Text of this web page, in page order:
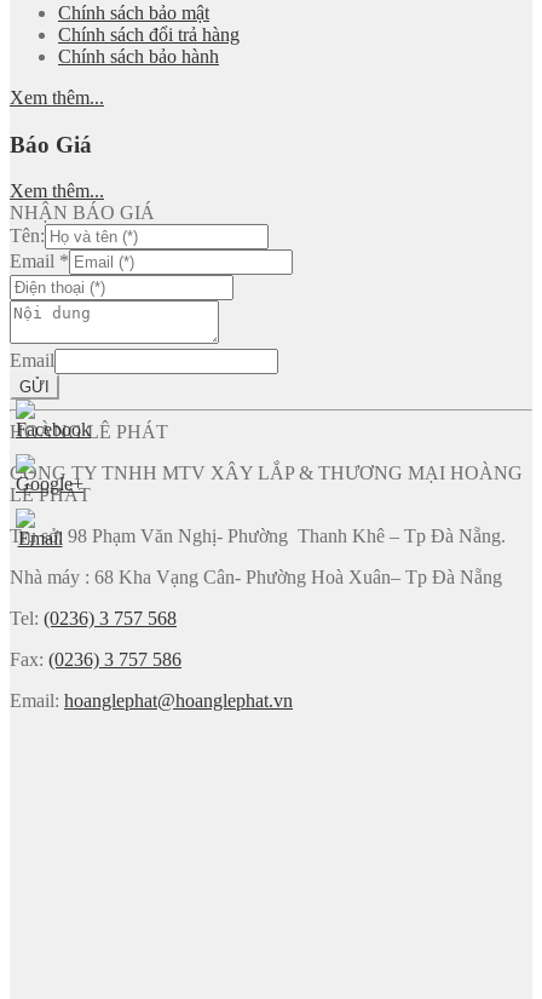
Chính sách bảo mật
Chính sách đổi trả hàng
Chính sách bảo hành
Xem thêm...
Báo Giá
Xem thêm...
NHẬN BÁO GIÁ
Tên:
Email *
Email
GỬI
HOÀNG LÊ PHÁT
CÔNG TY TNHH MTV XÂY LẮP & THƯƠNG MẠI HOÀNG
LÊ PHÁT
Trụ sở: 98 Phạm Văn Nghị- Phường Thanh Khê – Tp Đà Nẵng.
Nhà máy : 68 Kha Vạng Cân- Phường Hoà Xuân– Tp Đà Nẵng
Tel: (0236) 3 757 568
Fax: (0236) 3 757 586
Email: hoanglephat@hoanglephat.vn